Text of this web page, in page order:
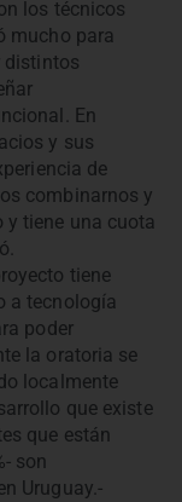
los técnicos
mucho para
distintos
En
y sus
de
combinarnos y
y tiene una cuota
tiene
a tecnología
poder
la oratoria se
localmente
que existe
que están
son
Uruguay.-